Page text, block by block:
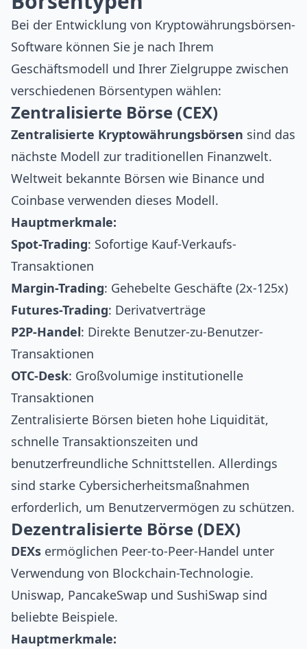
Bei der Entwicklung von Kryptowährungsbörsen-
Software können Sie je nach Ihrem
Geschäftsmodell und Ihrer Zielgruppe zwischen
verschiedenen Börsentypen wählen:
Zentralisierte Börse (CEX)
Zentralisierte Kryptowährungsbörsen sind das
nächste Modell zur traditionellen Finanzwelt.
Weltweit bekannte Börsen wie Binance und
Coinbase verwenden dieses Modell.
Hauptmerkmale:
Spot-Trading: Sofortige Kauf-Verkaufs-
Transaktionen
Margin-Trading: Gehebelte Geschäfte (2x-125x)
Futures-Trading: Derivatverträge
P2P-Handel: Direkte Benutzer-zu-Benutzer-
Transaktionen
OTC-Desk: Großvolumige institutionelle
Transaktionen
Zentralisierte Börsen bieten hohe Liquidität,
schnelle Transaktionszeiten und
benutzerfreundliche Schnittstellen. Allerdings
sind starke Cybersicherheitsmaßnahmen
erforderlich, um Benutzervermögen zu schützen.
Dezentralisierte Börse (DEX)
DEXs ermöglichen Peer-to-Peer-Handel unter
Verwendung von Blockchain-Technologie.
Uniswap, PancakeSwap und SushiSwap sind
beliebte Beispiele.
Hauptmerkmale: